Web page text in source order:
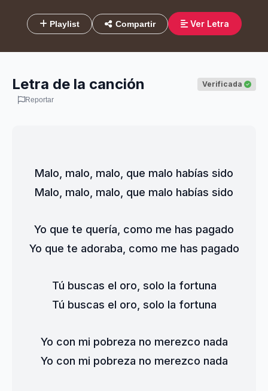
Playlist Compartir Ver Letra
Letra de la canción Verificada
Reportar
Malo, malo, malo, que malo habías sido
Malo, malo, malo, que malo habías sido
Yo que te quería, como me has pagado
Yo que te adoraba, como me has pagado
Tú buscas el oro, solo la fortuna
Tú buscas el oro, solo la fortuna
Yo con mi pobreza no merezco nada
Yo con mi pobreza no merezco nada